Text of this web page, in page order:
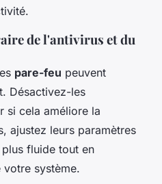
de l'antivirus et du
pare-feu peuvent
Désactivez-les
si cela améliore la
ajustez leurs paramètres
fluide tout en
votre système.